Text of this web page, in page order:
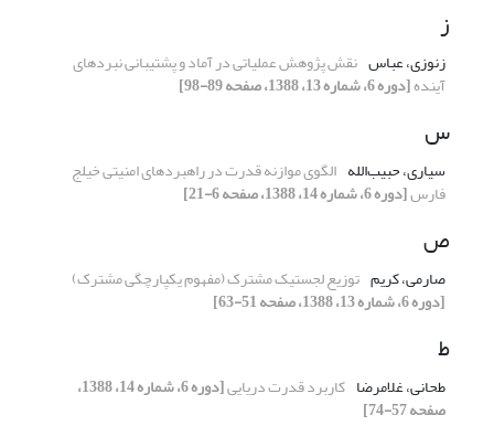
ز
زنوزی، عباس نقش پژوهش عملیاتی در آماد و پشتیبانی نبردهای
آینده[دوره 6، شماره 13، 1388، صفحه 89-98]
س
سیاری، حبیب‌الله الگوی موازنه قدرت در راهبردهای امنیتی خیلج
فارس[دوره 6، شماره 14، 1388، صفحه 6-21]
ص
صارمی، کریم توزیع لجستیک مشترک (مفهوم یکپارچگی مشترک)
[دوره 6، شماره 13، 1388، صفحه 51-63]
ط
طحانی، غلامرضا کاربرد قدرت دریایی [دوره 6، شماره 14، 1388،
صفحه 57-74]